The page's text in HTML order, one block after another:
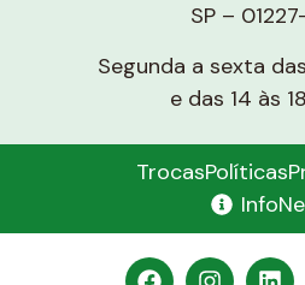
SP –
Segunda a sexta
e das 14 às
TrocasPolíticas